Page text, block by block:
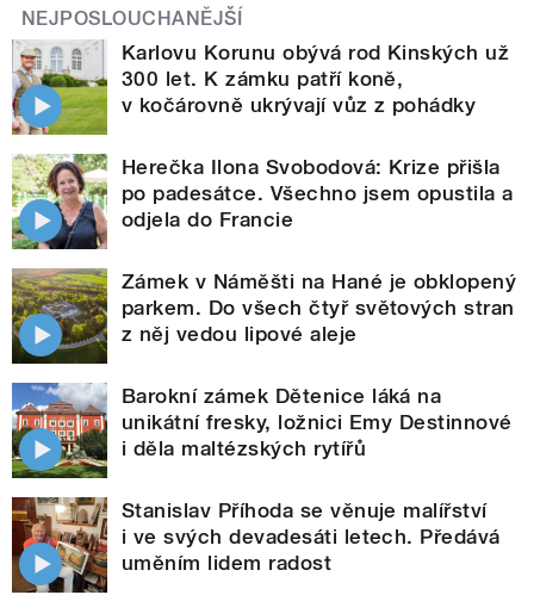
NEJPOSLOUCHANĚJŠÍ
Karlovu Korunu obývá rod Kinských už
300 let. K zámku patří koně,
v kočárovně ukrývají vůz z pohádky
Herečka Ilona Svobodová: Krize přišla
po padesátce. Všechno jsem opustila a
odjela do Francie
Zámek v Náměšti na Hané je obklopený
parkem. Do všech čtyř světových stran
z něj vedou lipové aleje
Barokní zámek Dětenice láká na
unikátní fresky, ložnici Emy Destinnové
i děla maltézských rytířů
Stanislav Příhoda se věnuje malířství
i ve svých devadesáti letech. Předává
uměním lidem radost